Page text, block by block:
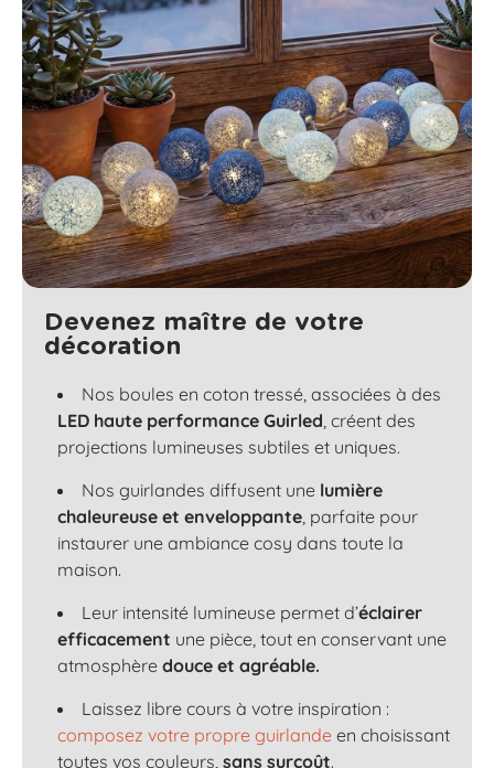
Devenez maître de votre
décoration
Nos boules en coton tressé, associées à des
LED haute performance Guirled, créent des
projections lumineuses subtiles et uniques.
Nos guirlandes diffusent une lumière
chaleureuse et enveloppante, parfaite pour
instaurer une ambiance cosy dans toute la
maison.
Leur intensité lumineuse permet d’éclairer
efficacement une pièce, tout en conservant une
atmosphère douce et agréable.
Laissez libre cours à votre inspiration :
composez votre propre guirlande en choisissant
toutes vos couleurs, sans surcoût.